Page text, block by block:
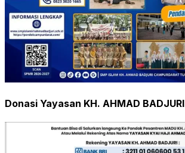
Donasi Yayasan KH. AHMAD BADJURI